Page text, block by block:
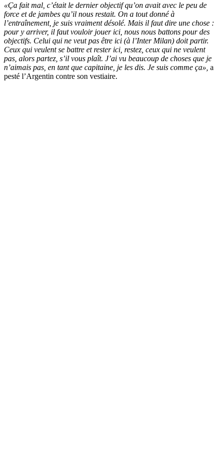
«Ça fait mal, c’était le dernier objectif qu’on avait avec le peu de
force et de jambes qu’il nous restait. On a tout donné à
l’entraînement, je suis vraiment désolé. Mais il faut dire une chose :
pour y arriver, il faut vouloir jouer ici, nous nous battons pour des
objectifs. Celui qui ne veut pas être ici (à l’Inter Milan) doit partir.
Ceux qui veulent se battre et rester ici, restez, ceux qui ne veulent
pas, alors partez, s’il vous plaît. J’ai vu beaucoup de choses que je
n’aimais pas, en tant que capitaine, je les dis. Je suis comme ça», a
pesté l’Argentin contre son vestiaire.